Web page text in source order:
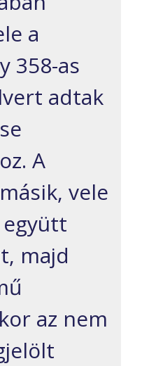
a
358-as
adtak
A
vele
majd
az nem